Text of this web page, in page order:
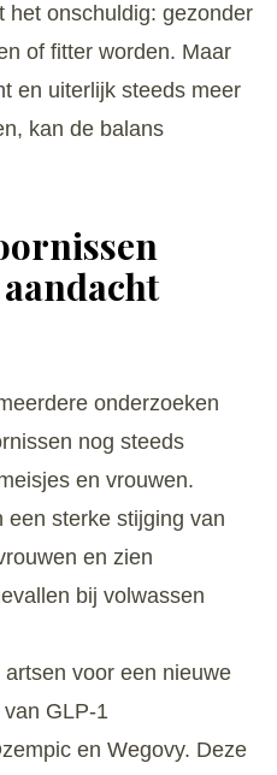
het onschuldig: gezonder
of fitter worden. Maar
en uiterlijk steeds meer
kan de balans
onderzoeken
nog steeds
en vrouwen.
een sterke stijging van
en zien
bij volwassen
voor een nieuwe
GLP-1
en Wegovy. Deze